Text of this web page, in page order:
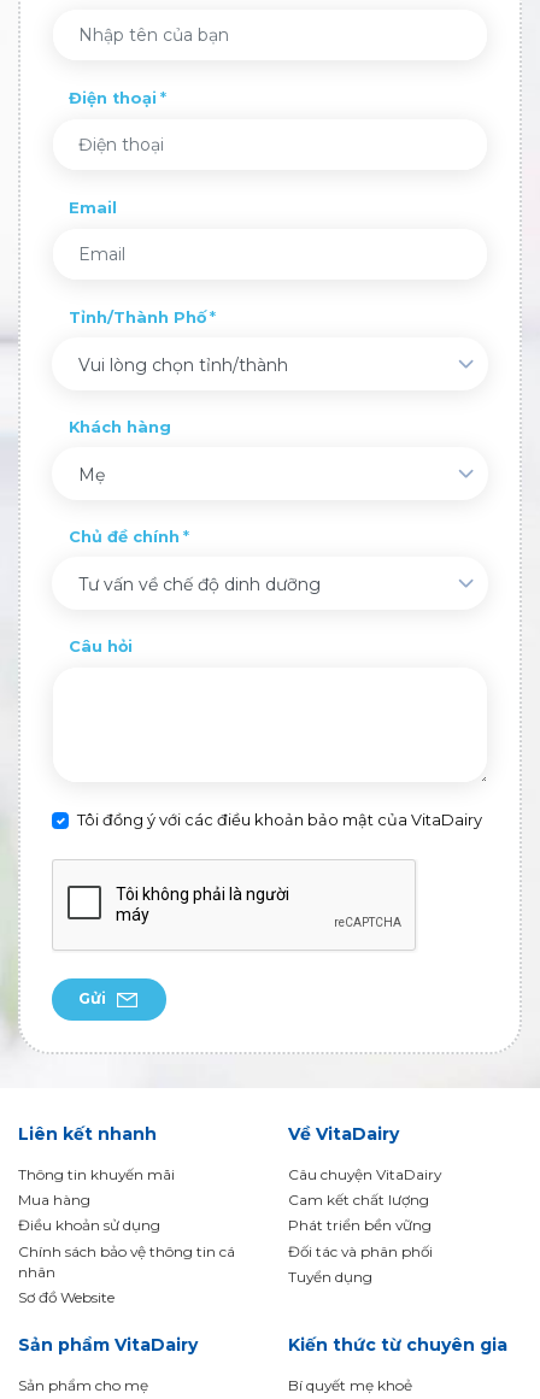
Điện thoại
Email
Tỉnh/Thành Phố
Vui lòng chọn tỉnh/thành
Khách hàng
Mẹ
Chủ đề chính
Tư vấn về chế độ dinh dưỡng
Câu hỏi
Tôi đồng ý với các điều khoản bảo mật của VitaDairy
Gửi
Liên kết nhanh
Thông tin khuyến mãi
Mua hàng
Điều khoản sử dụng
Chính sách bảo vệ thông tin cá
nhân
Sơ đồ Website
Về VitaDairy
Câu chuyện VitaDairy
Cam kết chất lượng
Phát triển bền vững
Đối tác và phân phối
Tuyển dụng
Sản phẩm VitaDairy
Sản phẩm cho mẹ
Kiến thức từ chuyên gia
Bí quyết mẹ khoẻ